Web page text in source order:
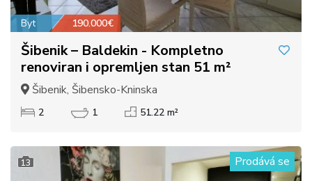
Byt 190.000€
Šibenik – Baldekin - Kompletno
renoviran i opremljen stan 51 m²
Šibenik, Šibensko-Kninska
2 1 51.22 m²
13 Prodává se